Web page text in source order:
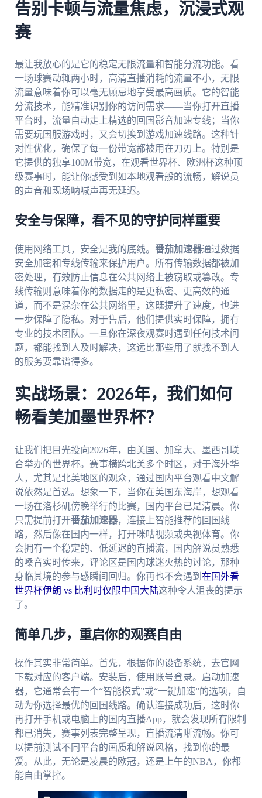
告别卡顿与流量焦虑，沉浸式观
赛
最让我放心的是它的稳定无限流量和智能分流功能。看
一场球赛动辄两小时，高清直播消耗的流量不小，无限
流量意味着你可以毫无顾忌地享受最高画质。它的智能
分流技术，能精准识别你的访问需求——当你打开直播
平台时，流量自动走上精选的回国影音加速专线；当你
需要玩国服游戏时，又会切换到游戏加速线路。这种针
对性优化，确保了每一份带宽都被用在刀刃上。特别是
它提供的独享100M带宽，在观看世界杯、欧洲杯这种顶
级赛事时，能让你感受到如本地观看般的流畅，解说员
的声音和现场呐喊声再无延迟。
安全与保障，看不见的守护同样重要
使用网络工具，安全是我的底线。 番茄加速器通过数据
安全加密和专线传输来保护用户。所有传输数据都被加
密处理，有效防止信息在公共网络上被窃取或篡改。专
线传输则意味着你的数据走的是更私密、更高效的通
道，而不是混杂在公共网络里，这既提升了速度，也进
一步保障了隐私。对于售后，他们提供实时保障，拥有
专业的技术团队。一旦你在深夜观赛时遇到任何技术问
题，都能找到人及时解决，这远比那些用了就找不到人
的服务要靠谱得多。
实战场景：2026年，我们如何
畅看美加墨世界杯？
让我们把目光投向2026年，由美国、加拿大、墨西哥联
合举办的世界杯。赛事横跨北美多个时区，对于海外华
人，尤其是北美地区的观众，通过国内平台观看中文解
说依然是首选。想象一下，当你在美国东海岸，想观看
一场在洛杉矶傍晚举行的比赛，国内平台已是清晨。你
只需提前打开番茄加速器，连接上智能推荐的回国线
路，然后像在国内一样，打开咪咕视频或央视体育。你
会拥有一个稳定的、低延迟的直播流，国内解说员熟悉
的嗓音实时传来，评论区是国内球迷火热的讨论，那种
身临其境的参与感瞬间回归。你再也不会遇到 在国外看
世界杯伊朗 vs 比利时仅限中国大陆这种令人沮丧的提示
了。
简单几步，重启你的观赛自由
操作其实非常简单。首先，根据你的设备系统，去官网
下载对应的客户端。安装后，使用账号登录。启动加速
器，它通常会有一个“智能模式”或“一键加速”的选项，自
动为你选择最优的回国线路。确认连接成功后，这时你
再打开手机或电脑上的国内直播App，就会发现所有限制
都已消失，赛事列表完整呈现，直播流清晰流畅。你可
以提前测试不同平台的画质和解说风格，找到你的最
爱。从此，无论是凌晨的欧冠，还是上午的NBA，你都
能自由掌控。